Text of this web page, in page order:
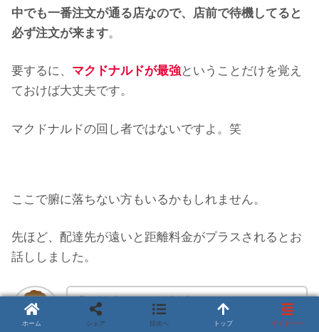
中でも一番注文が通る店なので、店前で待機してると
必ず注文が来ます。
要するに、 マクドナルドが最強ということだけを覚え
ておけば大丈夫です。
マクドナルドの回し者ではないですよ。笑
ここで腑に落ちない方もいるかもしれません。
先ほど、配達先が遠いと距離料金がプラスされるとお
話ししました。
「距離遠くても給料上がるからいいんじ
ゃないの？」
ホーム シェア 目次へ トップ サイドバー